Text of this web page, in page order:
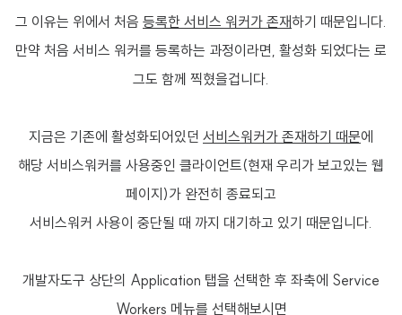
그 이유는 위에서 처음 등록한 서비스 워커가 존재하기 때문입니다.
만약 처음 서비스 워커를 등록하는 과정이라면, 활성화 되었다는 로
그도 함께 찍혔을겁니다.
지금은 기존에 활성화되어있던 서비스워커가 존재하기 때문에
해당 서비스워커를 사용중인 클라이언트(현재 우리가 보고있는 웹
페이지)가 완전히 종료되고
서비스워커 사용이 중단될 때 까지 대기하고 있기 때문입니다.
개발자도구 상단의 Application 탭을 선택한 후 좌축에 Service
Workers 메뉴를 선택해보시면